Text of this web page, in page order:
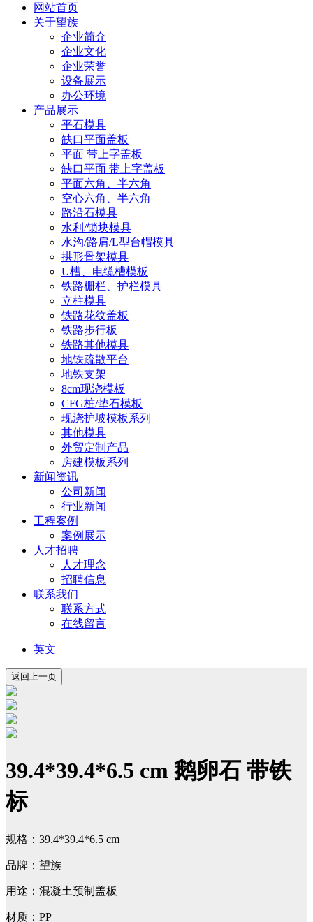
网站首页
关于望族
企业简介
企业文化
企业荣誉
设备展示
办公环境
产品展示
平石模具
缺口平面盖板
平面 带上字盖板
缺口平面 带上字盖板
平面六角、半六角
空心六角、半六角
路沿石模具
水利/锁块模具
水沟/路肩/L型台帽模具
拱形骨架模具
U槽、电缆槽模板
铁路栅栏、护栏模具
立柱模具
铁路花纹盖板
铁路步行板
铁路其他模具
地铁疏散平台
地铁支架
8cm现浇模板
CFG桩/垫石模板
现浇护坡模板系列
其他模具
外贸定制产品
房建模板系列
新闻资讯
公司新闻
行业新闻
工程案例
案例展示
人才招聘
人才理念
招聘信息
联系我们
联系方式
在线留言
英文
39.4*39.4*6.5 cm 鹅卵石 带铁
标
规格：39.4*39.4*6.5 cm
品牌：望族
用途：混凝土预制盖板
材质：PP